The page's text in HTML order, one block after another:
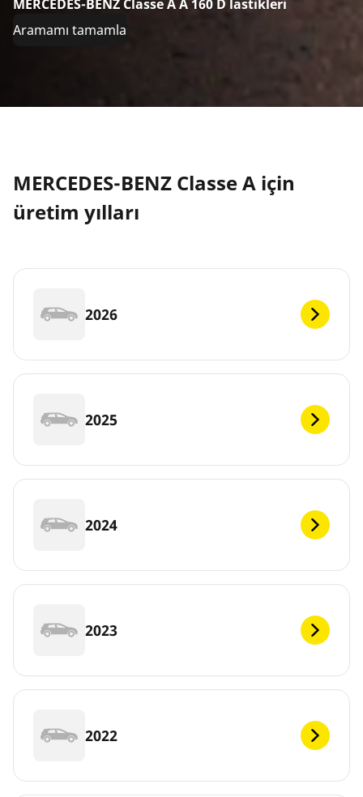
MERCEDES-BENZ Classe A A 160 D lastikleri
Aramamı tamamla
MERCEDES-BENZ Classe A için
üretim yılları
2026
2025
2024
2023
2022